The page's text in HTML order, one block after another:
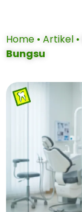
Home • Artikel •
Bungsu